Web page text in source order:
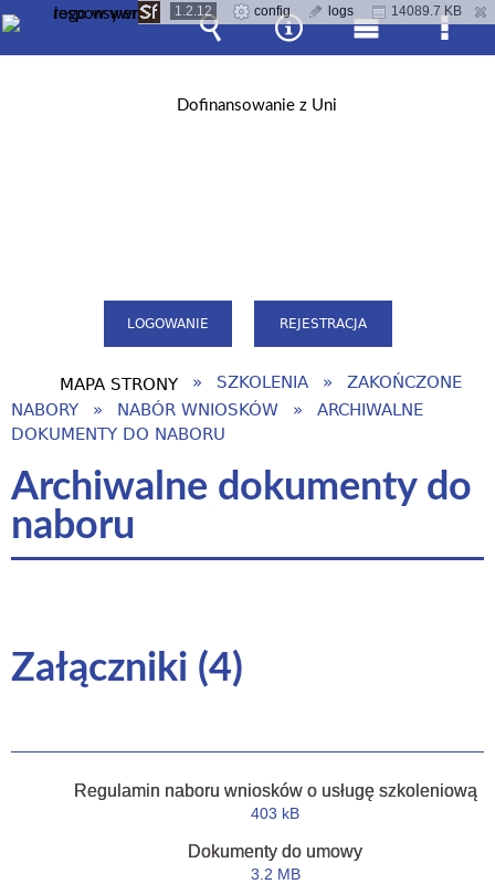
LOGOWANIE REJESTRACJA
MAPA STRONY SZKOLENIA
ZAKOŃCZONE
NABORY
NABÓR WNIOSKÓW
ARCHIWALNE
DOKUMENTY DO NABORU
Archiwalne dokumenty do
naboru
Załączniki (4)
Regulamin naboru wniosków o usługę szkoleniową
403 kB
Dokumenty do umowy
3.2 MB
Wyszukiwarka
Narzędzia
Menu
1.2.12 config logs 14089.7 KB